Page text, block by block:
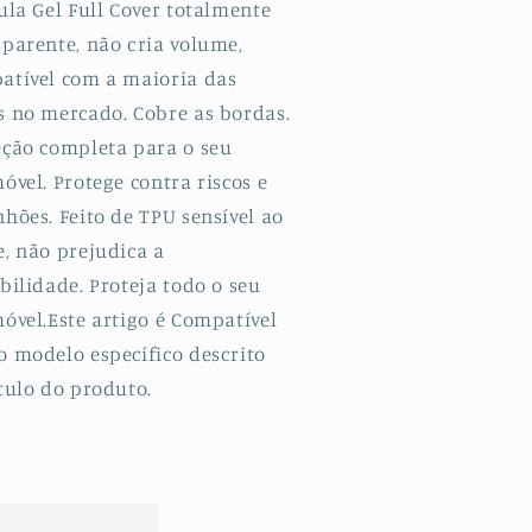
+
Verso
+
Bordas
Laterais
+
Câmara
para
Apple
iPhone
8
Gel Full Cover totalmente
não cria volume,
com a maioria das
no mercado. Cobre as bordas.
completa para o seu
Protege contra riscos e
Feito de TPU sensível ao
não prejudica a
Proteja todo o seu
artigo é Compatível
modelo específico descrito
do produto.